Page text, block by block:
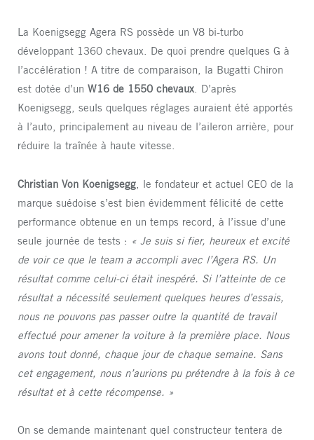
La Koenigsegg Agera RS possède un V8 bi-turbo
développant 1360 chevaux. De quoi prendre quelques G à
l’accélération ! A titre de comparaison, la Bugatti Chiron
est dotée d’un W16 de 1550 chevaux . D’après
Koenigsegg, seuls quelques réglages auraient été apportés
à l’auto, principalement au niveau de l’aileron arrière, pour
réduire la traînée à haute vitesse.
Christian Von Koenigsegg , le fondateur et actuel CEO de la
marque suédoise s’est bien évidemment félicité de cette
performance obtenue en un temps record, à l’issue d’une
seule journée de tests : « Je suis si fier, heureux et excité
de voir ce que le team a accompli avec l’Agera RS. Un
résultat comme celui-ci était inespéré. Si l’atteinte de ce
résultat a nécessité seulement quelques heures d’essais,
nous ne pouvons pas passer outre la quantité de travail
effectué pour amener la voiture à la première place. Nous
avons tout donné, chaque jour de chaque semaine. Sans
cet engagement, nous n’aurions pu prétendre à la fois à ce
résultat et à cette récompense. »
On se demande maintenant quel constructeur tentera de